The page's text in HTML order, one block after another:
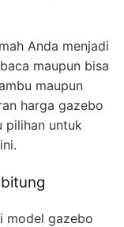
Anda menjadi
maupun bisa
maupun
harga gazebo
pilihan untuk
model gazebo